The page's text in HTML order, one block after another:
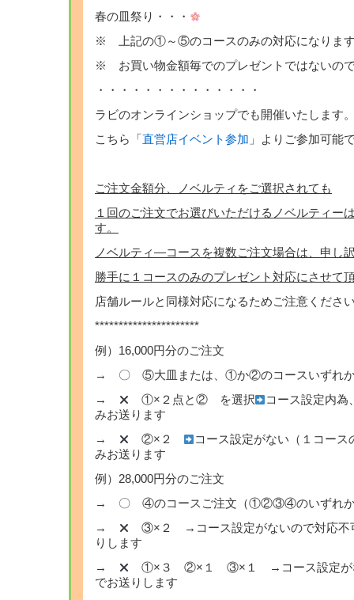
春の皿祭り・・・
※ 上記の①～⑤のコースのみの対応になりま
※ お買い物金額毎でのプレゼントではないの
・・・・・・・・・・・・・・
ラビのオンラインショップでも開催いたします
こちら「 直営店イベント参加 」よりご参加可能
ご注文金額分、ノベルティをご選択されても
１回のご注文でお選びいただけるノベルティー
す。
ノベルティ―コースを複数ご注文場合は、申し
勝手に１コースのみのプレゼント対応にさせて
店舗ルールと同様対応になるためご注意くださ
**********************
例）16,000円分のご注文
→ 〇 ⑤大皿または、①か②のコースいずれ
→
①×２点と② を選択
コース設定内為
みお送ります
→
②×２
コース設定がない（１コー
みお送ります
例）28,000円分のご注文
→ 〇 ④のコースご注文（①②③④のいずれか
→
③×２ →コース設定がないので対応
りします
→
①×３ ②×１ ③×１ →コース設定が
でお送りします